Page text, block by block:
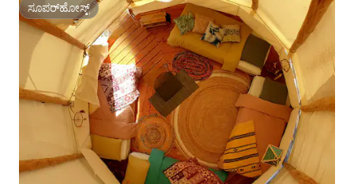
ಸೂಪರ್‌ಹೋಸ್ಟ್
ಸೂಪರ್‌ಹೋಸ್ಟ್